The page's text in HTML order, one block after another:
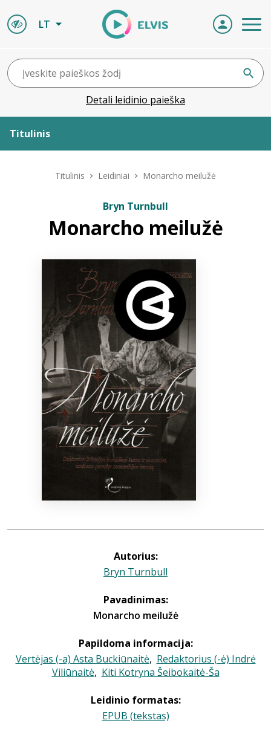
LT
Detali leidinio paieška
Titulinis
ELVIS atvyksta
Bibliotekoms
info@elvislab.lt
Titulinis Leidiniai Monarcho meilužė
Bryn Turnbull
Monarcho meilužė
Autorius:
Bryn Turnbull
Pavadinimas:
Monarcho meilužė
Papildoma informacija:
Vertėjas (-a) Asta Buckiūnaitė, Redaktorius (-ė) Indrė
Viliūnaitė, Kiti Kotryna Šeibokaitė-Ša
Leidinio formatas:
EPUB (tekstas)